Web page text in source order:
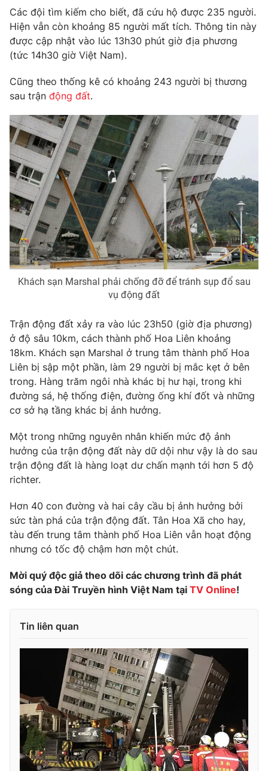
Nhân vật
Khán giả
Âm nhạc
Sao
Đời sống
Du lịch
Làm đẹp
Chất lượng cuộc sống
Giáo dục
Học trực tuyến
Công nghệ
Sản phẩm
Thị trường
Tư vấn
Giao lưu trực tuyến
Lịch phát sóng
Chuyên mục khác
Emagazine Podcast
Photo Infographic
Video Shorts video
VTV Money VTV Thể thao
VTV Sức khoẻ Bất động sản
Thị trường 24h Tấm lòng Việt
VTV9 VTV8
Cơ quan chủ quản:Đài Truyền hình Việt Nam
Cơ quan báo chí:Thời báo VTV
Giấy phép hoạt động báo in và báo điện tử số 483/GP-BTTTT
cấp ngày 29/12/2023
Tổng Biên tập:Vũ Thanh Thủy
Phó Tổng Biên tập:Nguyễn Thị Mỹ Hạnh, Phạm Quốc Thắng,
Nguyễn Trọng Ninh
Tổng đài VTV:024.38 355 931 - 024.38 355 932
Các đội tìm kiếm cho biết, đã cứu hộ được 235 người.
Hiện vẫn còn khoảng 85 người mất tích. Thông tin này
được cập nhật vào lúc 13h30 phút giờ địa phương
(tức 14h30 giờ Việt Nam).
Cũng theo thống kê có khoảng 243 người bị thương
sau trận động đất.
Khách sạn Marshal phải chống đỡ để tránh sụp đổ sau
vụ động đất
Trận động đất xảy ra vào lúc 23h50 (giờ địa phương)
ở độ sâu 10km, cách thành phố Hoa Liên khoảng
18km. Khách sạn Marshal ở trung tâm thành phố Hoa
Liên bị sập một phần, làm 29 người bị mắc kẹt ở bên
trong. Hàng trăm ngôi nhà khác bị hư hại, trong khi
đường sá, hệ thống điện, đường ống khí đốt và những
cơ sở hạ tầng khác bị ảnh hưởng.
Một trong những nguyên nhân khiến mức độ ảnh
hưởng của trận động đất này dữ dội như vậy là do sau
trận động đất là hàng loạt dư chấn mạnh tới hơn 5 độ
richter.
Hơn 40 con đường và hai cây cầu bị ảnh hưởng bởi
sức tàn phá của trận động đất. Tân Hoa Xã cho hay,
tàu đến trung tâm thành phố Hoa Liên vẫn hoạt động
nhưng có tốc độ chậm hơn một chút.
Mời quý độc giả theo dõi các chương trình đã phát
sóng của Đài Truyền hình Việt Nam tại TV Online!
Tin liên quan